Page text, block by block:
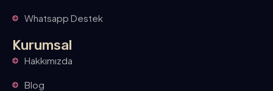
Whatsapp Destek
Kurumsal
Hakkımızda
Blog